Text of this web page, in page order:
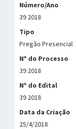
Número/Ano
39 2018
Tipo
Pregão Presencial
Nº do Processo
39 2018
Nº do Edital
39 2018
Data da Criação
25/4/2018